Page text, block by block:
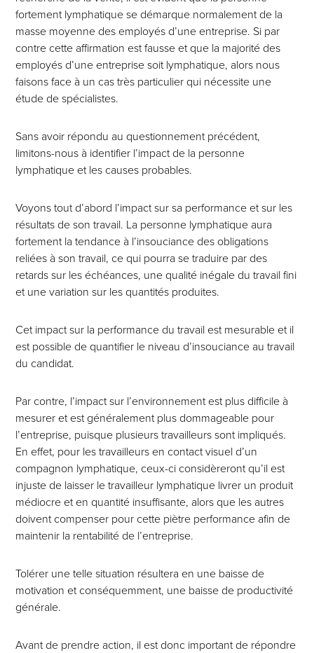
fortement lymphatique se démarque normalement de la
masse moyenne des employés d’une entreprise. Si par
contre cette affirmation est fausse et que la majorité des
employés d’une entreprise soit lymphatique, alors nous
faisons face à un cas très particulier qui nécessite une
étude de spécialistes.
Sans avoir répondu au questionnement précédent,
limitons-nous à identifier l’impact de la personne
lymphatique et les causes probables.
Voyons tout d’abord l’impact sur sa performance et sur les
résultats de son travail. La personne lymphatique aura
fortement la tendance à l’insouciance des obligations
reliées à son travail, ce qui pourra se traduire par des
retards sur les échéances, une qualité inégale du travail fini
et une variation sur les quantités produites.
Cet impact sur la performance du travail est mesurable et il
est possible de quantifier le niveau d’insouciance au travail
du candidat.
Par contre, l’impact sur l’environnement est plus difficile à
mesurer et est généralement plus dommageable pour
l’entreprise, puisque plusieurs travailleurs sont impliqués.
En effet, pour les travailleurs en contact visuel d’un
compagnon lymphatique, ceux-ci considèreront qu’il est
injuste de laisser le travailleur lymphatique livrer un produit
médiocre et en quantité insuffisante, alors que les autres
doivent compenser pour cette piètre performance afin de
maintenir la rentabilité de l’entreprise.
Tolérer une telle situation résultera en une baisse de
motivation et conséquemment, une baisse de productivité
générale.
Avant de prendre action, il est donc important de répondre